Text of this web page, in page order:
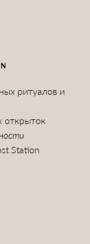
ритуалов и
открыток
Station